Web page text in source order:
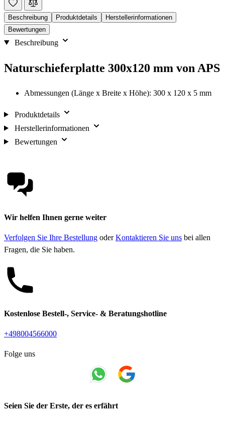
Beschreibung Produktdetails
Herstellerinformationen
Bewertungen
Beschreibung
Naturschieferplatte 300x120 mm von APS
Abmessungen (Länge x Breite x Höhe): 300 x 120 x 5 mm
Produktdetails
Herstellerinformationen
Bewertungen
Wir helfen Ihnen gerne weiter
Verfolgen Sie Ihre Bestellung oderKontaktieren Sie uns bei allen
Fragen, die Sie haben.
Kostenlose Bestell-, Service- & Beratungshotline
+498004566000
Folge uns
Seien Sie der Erste, der es erfährt